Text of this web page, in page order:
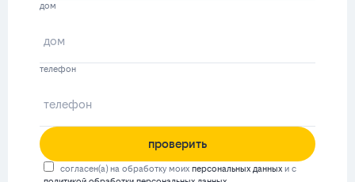
дом
телефон
проверить
согласен(а) на обработку моих персональных данных и с